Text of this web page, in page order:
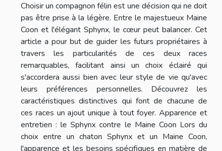
Choisir un compagnon félin est une décision qui ne doit
pas être prise à la légère. Entre le majestueux Maine
Coon et l'élégant Sphynx, le cœur peut balancer. Cet
article a pour but de guider les futurs propriétaires à
travers les particularités de ces deux races
remarquables, facilitant ainsi un choix éclairé qui
s'accordera aussi bien avec leur style de vie qu'avec
leurs préférences personnelles. Découvrez les
caractéristiques distinctives qui font de chacune de
ces races un ajout unique à tout foyer. Apparence et
entretien : le Sphynx contre le Maine Coon Lors du
choix entre un chaton Sphynx et un Maine Coon,
l'apparence et les besoins spécifiques en matière de